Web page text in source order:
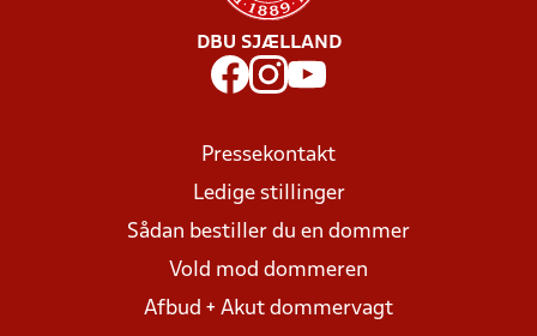
DBU SJÆLLAND
Pressekontakt
Ledige stillinger
Sådan bestiller du en dommer
Vold mod dommeren
Afbud + Akut dommervagt